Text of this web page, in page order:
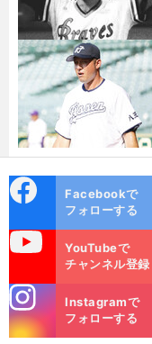
ok
Facebookで
フォローする
YouTubeで
チャンネル登録
m
Instagramで
フォローする